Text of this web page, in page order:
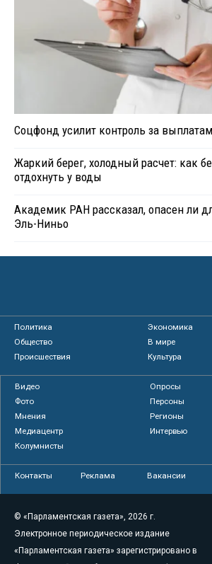
Соцфонд усилит контроль за
Жаркий берег, холодный расчет: как
отдохнуть у воды
Академик РАН рассказал, опасен ли
Эль-Ниньо
Политика
Экономика
Общество
В мире
Происшествия
Культура
Видео
Опросы
Фото
Персоны
Мнения
Регионы
Медиацентр
Интервью
Колумнисты
Контакты Реклама Вакансии
© «Парламентская газета», 2026 г.
Электронное периодическое издание
«Парламентская газета» зарегистрировано в